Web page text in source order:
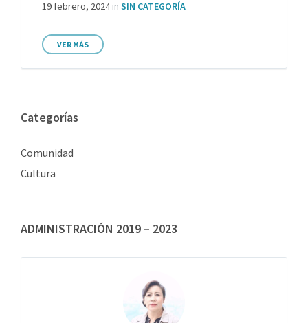
19 febrero, 2024in SIN CATEGORÍA
VER MÁS
Categorías
Comunidad
Cultura
ADMINISTRACIÓN 2019 – 2023